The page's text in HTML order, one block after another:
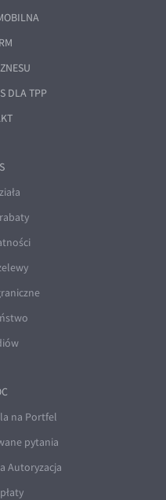
DLA TPP
na Portfel
pytania
Autoryzacja